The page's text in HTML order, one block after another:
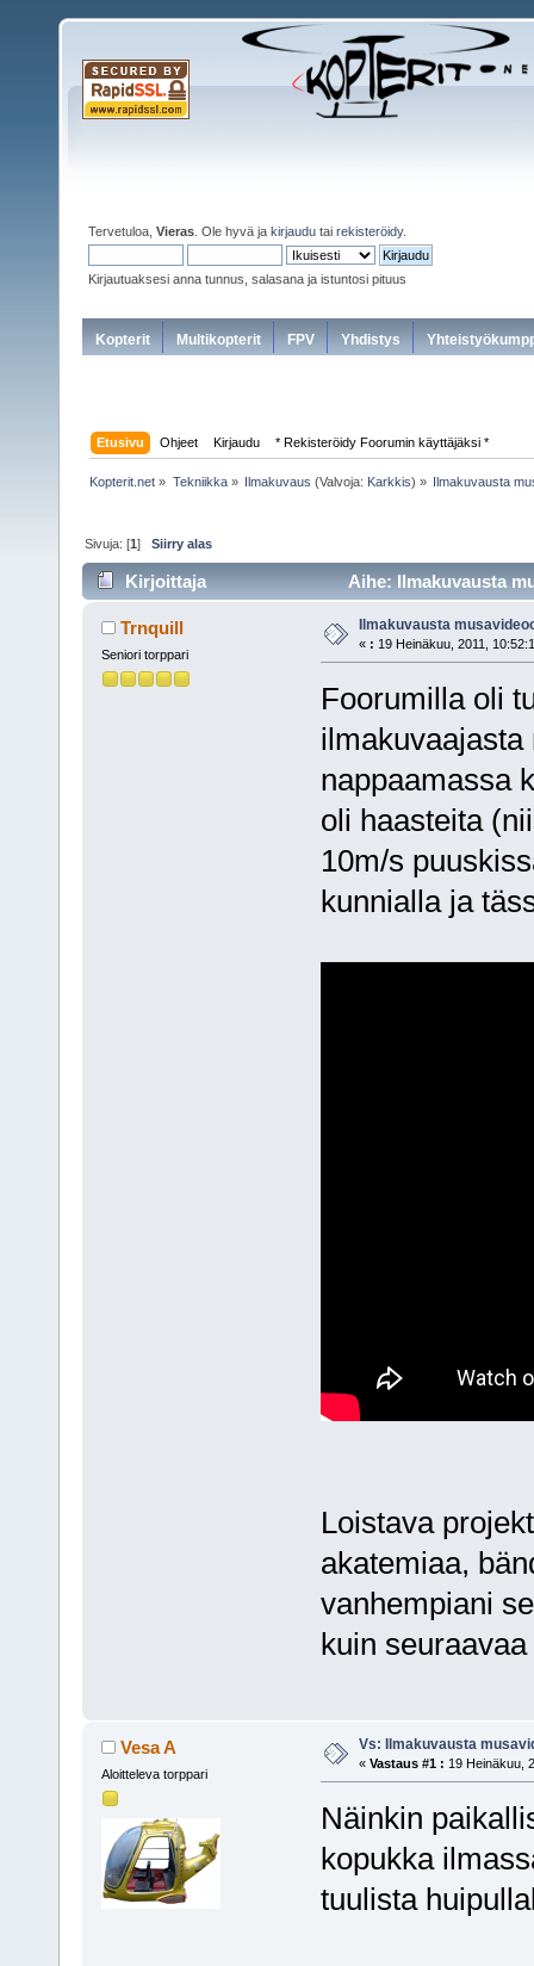
Tervetuloa, Vieras . Ole hyvä ja kirjaudu tai rekisteröidy.
Kirjautuaksesi anna tunnus, salasana ja istuntosi pituus
Kopterit Multikopterit FPV Yhdistys
Etusivu Ohjeet Kirjaudu * Rekisteröidy Foorumin käyttäjäksi *
Kopterit.net » Tekniikka» Ilmakuvaus (Valvoja: Karkkis) » Ilmakuvausta
Sivuja: [1]Siirry alas
Kirjoittaja Aihe: Ilmakuvausta
Trnquill
Seniori torppari
Ilmakuvausta
« : 19 Heinäkuu, 2011,
Foorumilla oli
ilmakuvaajasta
nappaamassa
oli haasteita
10m/s
kunnialla ja
Loistava
akatemiaa,
vanhempiani
kuin
Vesa A
Aloitteleva torppari
Vs: Ilmakuvausta
« Vastaus #1 : 19 Heinäkuu,
Näinkin
kopukka
tuulista